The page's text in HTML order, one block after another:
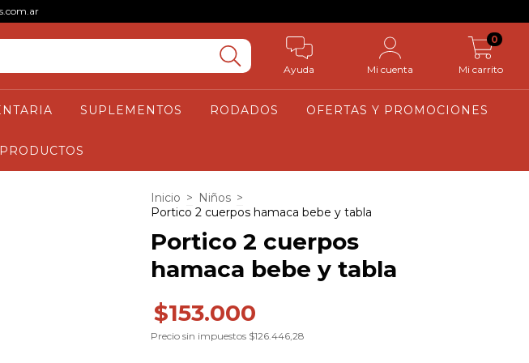
Ayuda Mi cuenta Mi carrito
0
SUPLEMENTOS RODADOS OFERTAS Y PROMOCIONES
Inicio > Niños >
Portico 2 cuerpos hamaca bebe y tabla
Portico 2 cuerpos
hamaca bebe y tabla
$153.000
Precio sin impuestos $126.446,28